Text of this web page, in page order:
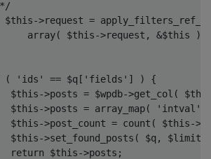
$this
->request =
array
( $this->request , &$this )
( 'ids' == $q [ 'fields' ] )
{
$this
->posts = $wpdb->get_col (
$this
->posts = array_map( 'intval'
$this
->post_count = count ( $this->
$this
->set_found_posts ( $q ,
return $this->posts ;